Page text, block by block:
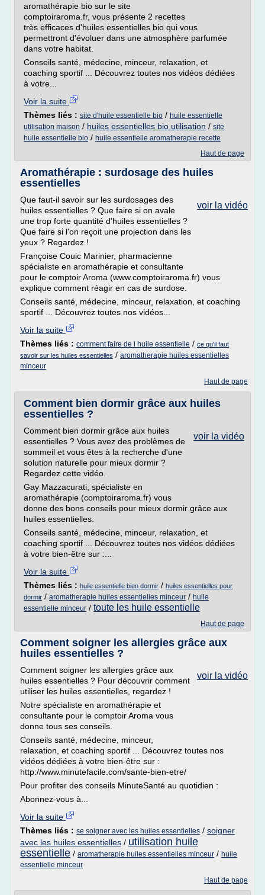
aromathérapie bio sur le site
comptoiraroma.fr, vous présente 2 recettes
très efficaces d'huiles essentielles bio qui vous
permettront d'évoluer dans une atmosphère parfumée
dans votre habitat.
Conseils santé, médecine, minceur, relaxation, et
coaching sportif ... Découvrez toutes nos vidéos dédiées
à votre...
Voir la suite
Thèmes liés : site d'huile essentielle bio / huile essentielle
utilisation maison / huiles essentielles bio utilisation / site
huile essentielle bio / huile essentielle aromatherapie recette
Haut de page
Aromathérapie : surdosage des huiles
essentielles
voir la vidéo
Que faut-il savoir sur les surdosages des
huiles essentielles ? Que faire si on avale
une trop forte quantité d'huiles essentielles ?
Que faire si l'on reçoit une projection dans les
yeux ? Regardez !
Françoise Couic Marinier, pharmacienne
spécialiste en aromathérapie et consultante
pour le comptoir Aroma (www.comptoiraroma.fr) vous
explique comment réagir en cas de surdose.
Conseils santé, médecine, minceur, relaxation, et coaching
sportif ... Découvrez toutes nos vidéos...
Voir la suite
Thèmes liés : comment faire de l huile essentielle / ce qu'il faut
savoir sur les huiles essentielles / aromatherapie huiles essentielles
minceur
Haut de page
Comment bien dormir grâce aux huiles
essentielles ?
voir la vidéo
Comment bien dormir grâce aux huiles
essentielles ? Vous avez des problèmes de
sommeil et vous êtes à la recherche d'une
solution naturelle pour mieux dormir ?
Regardez cette vidéo.
Gay Mazzacurati, spécialiste en
aromathérapie (comptoiraroma.fr) vous
donne des bons conseils pour mieux dormir grâce aux
huiles essentielles.
Conseils santé, médecine, minceur, relaxation, et
coaching sportif ... Découvrez toutes nos vidéos dédiées
à votre bien-être sur :...
Voir la suite
Thèmes liés : huile essentielle bien dormir / huiles essentielles pour
dormir / aromatherapie huiles essentielles minceur / huile
essentielle minceur / toute les huile essentielle
Haut de page
Comment soigner les allergies grâce aux
huiles essentielles ?
voir la vidéo
Comment soigner les allergies grâce aux
huiles essentielles ? Pour découvrir comment
utiliser les huiles essentielles, regardez !
Notre spécialiste en aromathérapie et
consultante pour le comptoir Aroma vous
donne tous ses conseils.
Conseils santé, médecine, minceur,
relaxation, et coaching sportif ... Découvrez toutes nos
vidéos dédiées à votre bien-être sur :
http://www.minutefacile.com/sante-bien-etre/
Pour profiter des conseils MinuteSanté au quotidien :
Abonnez-vous à...
Voir la suite
Thèmes liés : se soigner avec les huiles essentielles / soigner
avec les huiles essentielles / utilisation huile
essentielle / aromatherapie huiles essentielles minceur / huile
essentielle minceur
Haut de page